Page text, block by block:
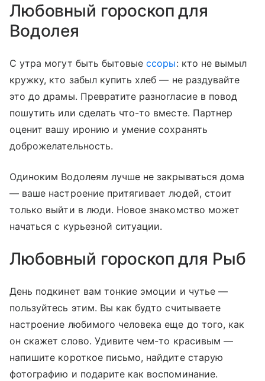
Любовный гороскоп для
Водолея
С утра могут быть бытовыессоры: кто не вымыл
кружку, кто забыл купить хлеб — не раздувайте
это до драмы. Превратите разногласие в повод
пошутить или сделать что-то вместе. Партнер
оценит вашу иронию и умение сохранять
доброжелательность.
Одиноким Водолеям лучше не закрываться дома
— ваше настроение притягивает людей, стоит
только выйти в люди. Новое знакомство может
начаться с курьезной ситуации.
Любовный гороскоп для Рыб
День подкинет вам тонкие эмоции и чутье —
пользуйтесь этим. Вы как будто считываете
настроение любимого человека еще до того, как
он скажет слово. Удивите чем-то красивым —
напишите короткое письмо, найдите старую
фотографию и подарите как воспоминание.